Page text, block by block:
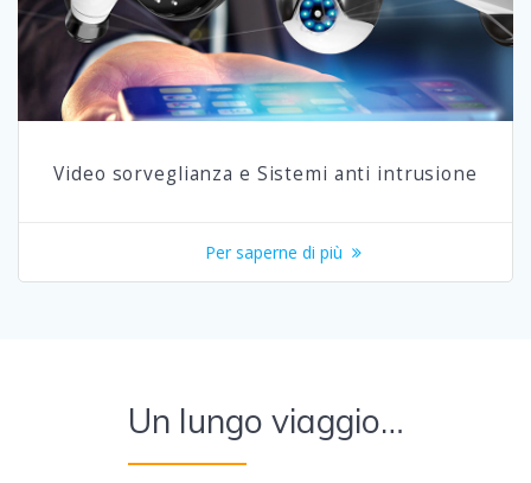
Video sorveglianza e Sistemi anti intrusione
Per saperne di più
Un lungo viaggio…